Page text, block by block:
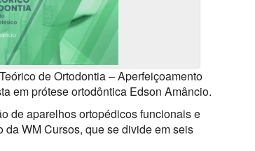
de Ortodontia – Aperfeiçoamento
em prótese ortodôntica Edson Amâncio.
de aparelhos ortopédicos funcionais e
da WM Cursos, que se divide em seis